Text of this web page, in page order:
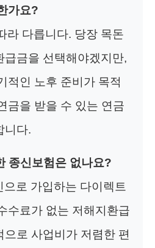
가요?
라 다릅니다. 당장 목돈
급금을 선택해야겠지만,
적인 노후 준비가 목적
금을 받을 수 있는 연금
니다.
종신보험은 없나요?
로 가입하는 다이렉트
수료가 없는 저해지환급
로 사업비가 저렴한 편